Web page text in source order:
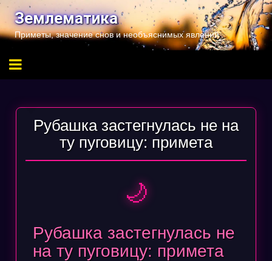
Перейти
содержимому
Землематика
Приметы, значение снов и необъяснимых явлений
Рубашка застегнулась не на
ту пуговицу: примета
🌙
Рубашка застегнулась не
на ту пуговицу: примета